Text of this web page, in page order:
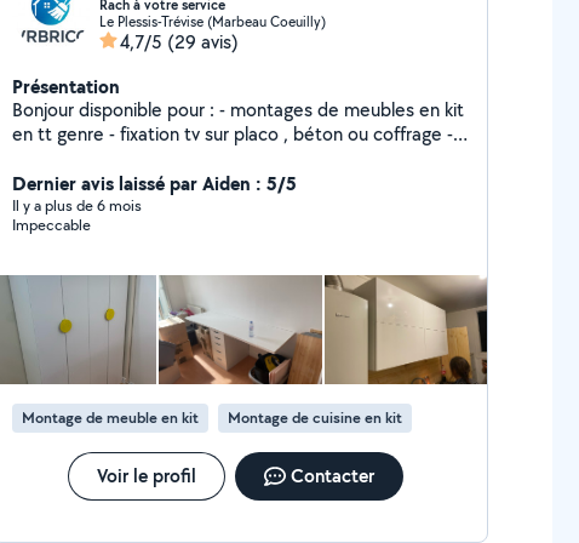
Rach à votre service
Le Plessis-Trévise (Marbeau Coeuilly)
4,7/5 (29 avis)
Présentation
Bonjour disponible pour : - montages de meubles en kit
en tt genre - fixation tv sur placo , béton ou coffrage -
intervention plomberie basic remplacement robinet ,
joints, colonne de douches etc etc - création meuble
sur mesure (étagères, plan de travail - peinture murs et
montage et pose de cuisine entière - raccordement
électroménager ou remplacement -Pose de parquet
ou carrelage. - intervention à tout heures selon
l'urgence. N'hésitez pas a me proposer vos demandes,
nous aurons tout le plaisir d'y répondre et pourquoi
trouver un accord pour solutionner vos demandes
Ponctuel, minutieux et appliqué N'hésitez pas, VR brico
pour vous satisfaire
Dernier avis laissé par Aiden : 5/5
Il y a plus de 6 mois
Impeccable
Montage de meuble en kit Montage de cuisine en kit
Voir le profil Contacter